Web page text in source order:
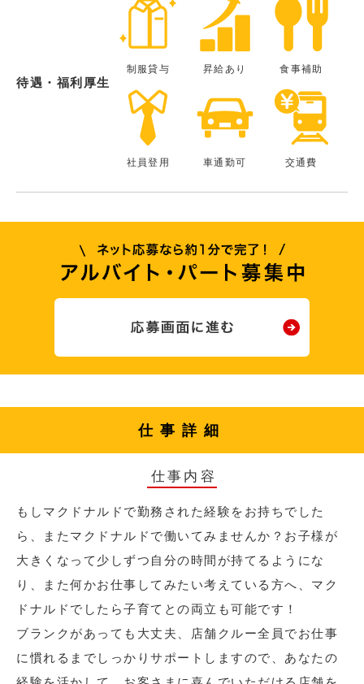
待遇・福利厚生
制服貸与 昇給あり 食事補助
社員登用 車通勤可 交通費
仕事詳細
仕事内容
もしマクドナルドで勤務された経験をお持ちでした
ら、またマクドナルドで働いてみませんか？お子様が
大きくなって少しずつ自分の時間が持てるようにな
り、また何かお仕事してみたい考えている方へ、マク
ドナルドでしたら子育てとの両立も可能です！
ブランクがあっても大丈夫、店舗クルー全員でお仕事
に慣れるまでしっかりサポートしますので、あなたの